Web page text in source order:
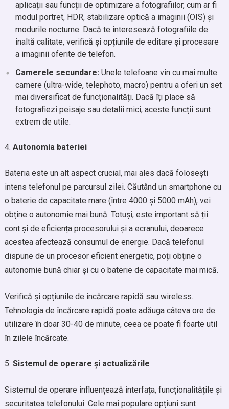
aplicații sau funcții de optimizare a fotografiilor, cum ar fi
modul portret, HDR, stabilizare optică a imaginii (OIS) și
modurile nocturne. Dacă te interesează fotografiile de
înaltă calitate, verifică și opțiunile de editare și procesare
a imaginii oferite de telefon.
Camerele secundare: Unele telefoane vin cu mai multe
camere (ultra-wide, telephoto, macro) pentru a oferi un set
mai diversificat de funcționalități. Dacă îți place să
fotografiezi peisaje sau detalii mici, aceste funcții sunt
extrem de utile.
Autonomia bateriei
Bateria este un alt aspect crucial, mai ales dacă folosești
intens telefonul pe parcursul zilei. Căutând un smartphone cu
o baterie de capacitate mare (între 4000 și 5000 mAh), vei
obține o autonomie mai bună. Totuși, este important să ții
cont și de eficiența procesorului și a ecranului, deoarece
acestea afectează consumul de energie. Dacă telefonul
dispune de un procesor eficient energetic, poți obține o
autonomie bună chiar și cu o baterie de capacitate mai mică.
Verifică și opțiunile de încărcare rapidă sau wireless.
Tehnologia de încărcare rapidă poate adăuga câteva ore de
utilizare în doar 30-40 de minute, ceea ce poate fi foarte util
în zilele încărcate.
Sistemul de operare și actualizările
Sistemul de operare influențează interfața, funcționalitățile și
securitatea telefonului. Cele mai populare opțiuni sunt